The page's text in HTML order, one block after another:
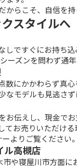
らこそ、自信を
スタイルへ
ですぐにお持ち込
ズンを問わず通年
にかかわらず真心
モデルも見逃さず
伝えし、現金でお
お売りいただける
よりご覧ください。
ル高槻店
や寝屋川市方面に